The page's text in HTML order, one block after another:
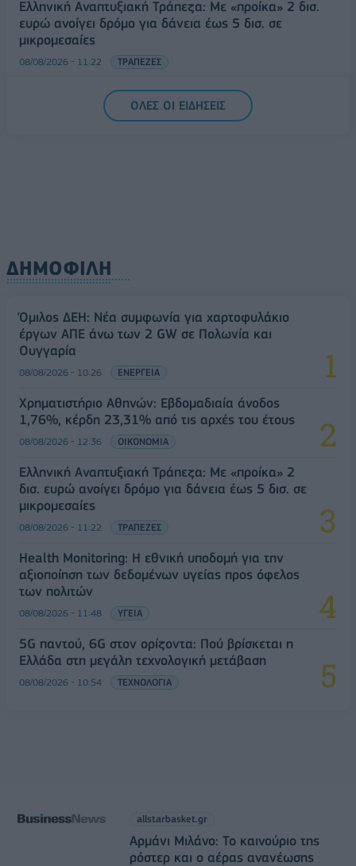
Ελληνική Αναπτυξιακή Τράπεζα: Με «προίκα» 2 δισ.
ευρώ ανοίγει δρόμο για δάνεια έως 5 δισ. σε
μικρομεσαίες
08/08/2026 - 11:22 ΤΡΑΠΕΖΕΣ
5G παντού, 6G στον ορίζοντα: Πού βρίσκεται η
Ελλάδα στη μεγάλη τεχνολογική μετάβαση
ΟΛΕΣ ΟΙ ΕΙΔΗΣΕΙΣ
ΔΗΜΟΦΙΛΗ
Όμιλος ΔΕΗ: Νέα συμφωνία για χαρτοφυλάκιο
έργων ΑΠΕ άνω των 2 GW σε Πολωνία και
Ουγγαρία
08/08/2026 - 10:26 ΕΝΕΡΓΕΙΑ
Χρηματιστήριο Αθηνών: Εβδομαδιαία άνοδος
1,76%, κέρδη 23,31% από τις αρχές του έτους
08/08/2026 - 12:36 ΟΙΚΟΝΟΜΙΑ
Ελληνική Αναπτυξιακή Τράπεζα: Με «προίκα» 2
δισ. ευρώ ανοίγει δρόμο για δάνεια έως 5 δισ. σε
μικρομεσαίες
08/08/2026 - 11:22 ΤΡΑΠΕΖΕΣ
Health Monitoring: Η εθνική υποδομή για την
αξιοποίηση των δεδομένων υγείας προς όφελος
των πολιτών
08/08/2026 - 11:48 ΥΓΕΙΑ
5G παντού, 6G στον ορίζοντα: Πού βρίσκεται η
Ελλάδα στη μεγάλη τεχνολογική μετάβαση
08/08/2026 - 10:54 ΤΕΧΝΟΛΟΓΙΑ
allstarbasket.gr
Αρμάνι Μιλάνο: Το καινούριο της
ρόστερ και ο αέρας ανανέωσης